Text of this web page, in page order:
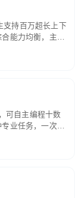
支持百万超长上下
能力均衡，主打
础 RAG、批量
可自主编程十数
业任务，一次对
执行与验证全流
务中自主规划与